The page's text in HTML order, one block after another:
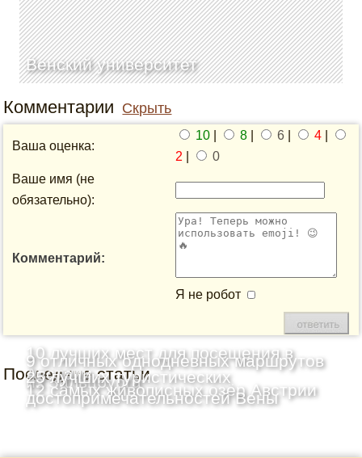
Венский университет
Комментарии Скрыть
Ваша оценка:
10 8 6 4
2
0
Ваше имя (не
обязательно):
Комментарий:
Я не робот
Последние статьи
10 лучших мест для посещения в
Австрии
9 отличных однодневных маршрутов
из Зальцбурга
12 самых живописных озёр Австрии
25 лучших туристических
достопримечательностей Вены